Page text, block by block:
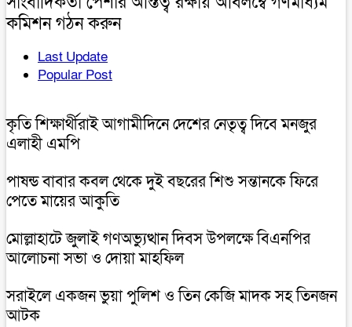
কমিশন গঠন করুন
Last Update
Popular Post
কৃতি শিক্ষার্থীরাই আগামীদিনে দেশের নেতৃত্ব দিবে মনজুর
এলাহী এমপি
পাষন্ড বাবার কবল থেকে দুই বছরের শিশু সন্তানকে ফিরে
পেতে মায়ের আকুতি
মোল্লাহাটে জুলাই গণঅভ্যুত্থান দিবস উপলক্ষে বিএনপির
আলোচনা সভা ও দোয়া মাহফিল
সরাইলে একজন ভুয়া পুলিশ ও তিন কেজি মাদক সহ তিনজন
আটক